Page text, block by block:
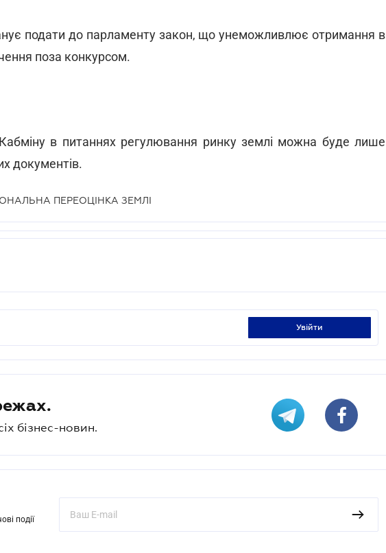
подати до парламенту закон, що унеможливлює отримання в
поза конкурсом.
в питаннях регулювання ринку землі можна буде лише
документів.
ПЕРЕОЦІНКА ЗЕМЛІ
увійти
бізнес-новин.
події